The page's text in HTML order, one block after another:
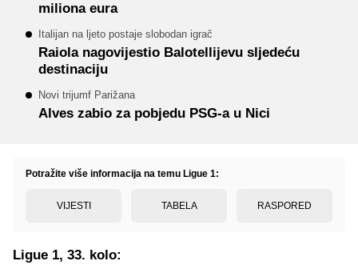
miliona eura
Italijan na ljeto postaje slobodan igrač
Raiola nagovijestio Balotellijevu sljedeću
destinaciju
Novi trijumf Parižana
Alves zabio za pobjedu PSG-a u Nici
Potražite više informacija na temu Ligue 1:
VIJESTI TABELA RASPORED
Ligue 1, 33. kolo: